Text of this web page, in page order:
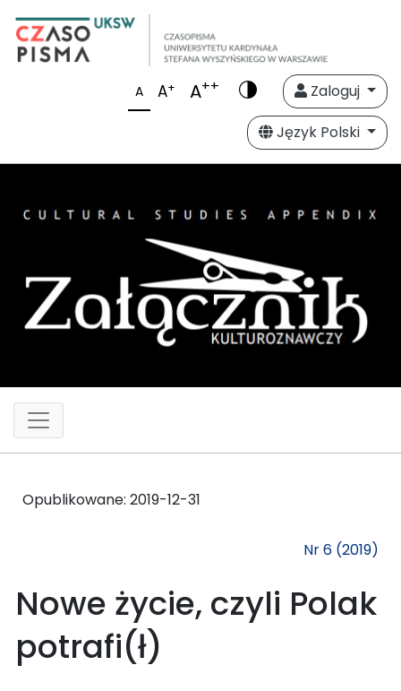
A A+ A++
Zaloguj
Język Polski
Opublikowane: 2019-12-31
Nr 6 (2019)
Nowe życie, czyli Polak
potrafi(ł)